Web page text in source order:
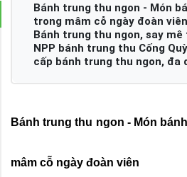
Bánh trung thu ngon - Món
trong mâm cỗ ngày đoàn viên
Bánh trung thu ngon, say
NPP bánh trung thu Cống
cấp bánh trung thu ngon, đa
Bánh trung thu ngon - Món
mâm cỗ ngày đoàn viên